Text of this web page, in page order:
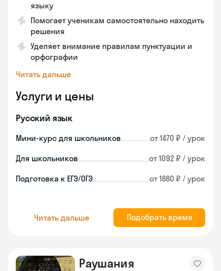
языку
Помогает ученикам самостоятельно находить
решения
Уделяет внимание правилам пунктуации и
орфографии
Читать дальше
Услуги и цены
Русский язык
Мини-курс для школьников от 1470 ₽ / урок
Для школьников от 1092 ₽ / урок
Подготовка к ЕГЭ/ОГЭ от 1880 ₽ / урок
Читать дальше Подобрать время
Раушания